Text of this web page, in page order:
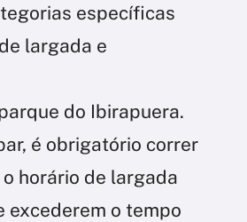
específicas
largada e
do Ibirapuera.
é obrigatório correr
horário de largada
excederem o tempo